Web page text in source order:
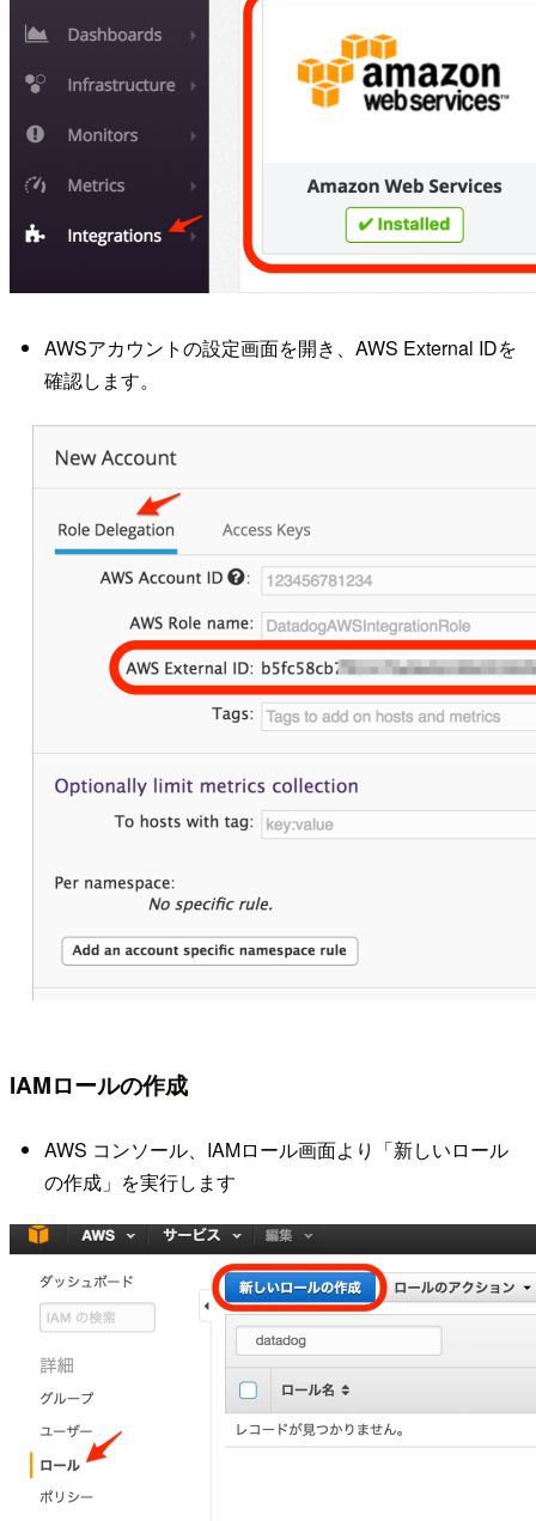
AWSアカウントの設定画面を開き、AWS External IDを
確認します。
IAMロールの作成
AWS コンソール、IAMロール画面より「新しいロール
の作成」を実行します